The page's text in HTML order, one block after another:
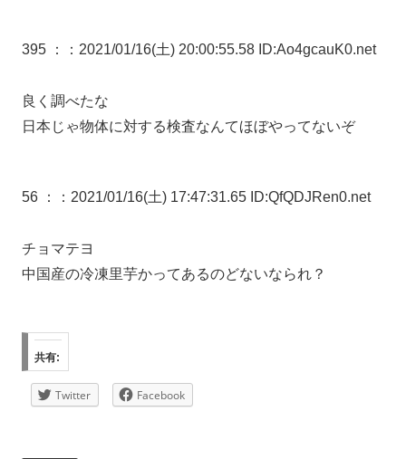
395 ： ：2021/01/16(土) 20:00:55.58 ID:Ao4gcauK0.net
良く調べたな
日本じゃ物体に対する検査なんてほぼやってないぞ
56 ： ：2021/01/16(土) 17:47:31.65 ID:QfQDJRen0.net
チョマテヨ
中国産の冷凍里芋かってあるのどないなられ？
共有:
Twitter Facebook